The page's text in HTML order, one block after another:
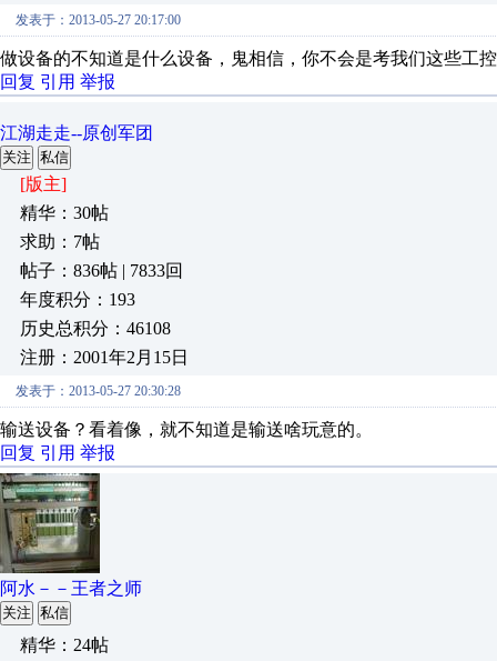
发表于：2013-05-27 20:17:00
做设备的不知道是什么设备，鬼相信，你不会是考我们这些工
回复 引用 举报
江湖走走--原创军团
关注 私信
[版主]
精华：30帖
求助：7帖
帖子：836帖 | 7833回
年度积分：193
历史总积分：46108
注册：2001年2月15日
发表于：2013-05-27 20:30:28
输送设备？看着像，就不知道是输送啥玩意的。
回复 引用 举报
阿水－－王者之师
关注 私信
精华：24帖